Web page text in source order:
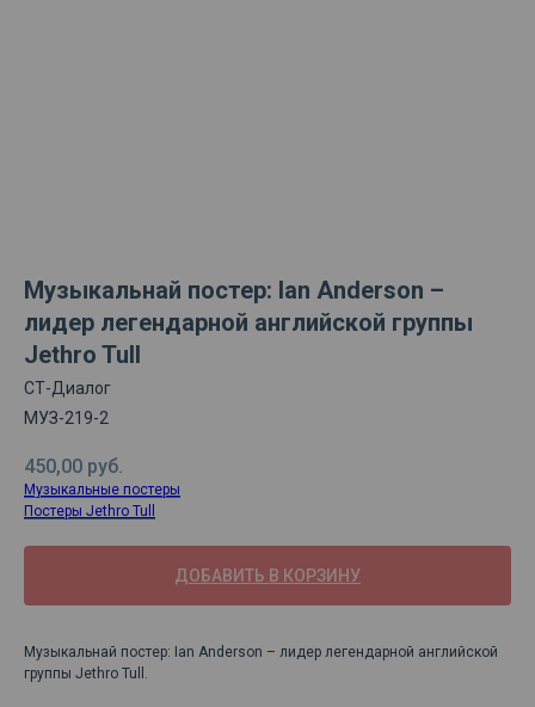
Музыкальнай постер: Ian Anderson –
лидер легендарной английской группы
Jethro Tull
СТ-Диалог
МУЗ-219-2
450,00 руб.
Музыкальные постеры
Постеры Jethro Tull
ДОБАВИТЬ В КОРЗИНУ
Музыкальнай постер: Ian Anderson – лидер легендарной английской
группы Jethro Tull.